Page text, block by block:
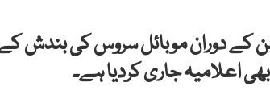
کے دوران موبائل سروس کی بندش
اعلامیہ جاری کردیا ہے۔